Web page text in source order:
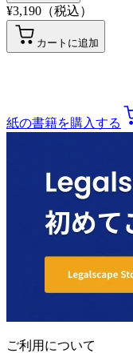
¥3,190 （税込）
カートに追加
紙の書籍を購入する
ご利用について